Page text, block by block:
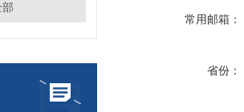
常用邮箱：
省份：